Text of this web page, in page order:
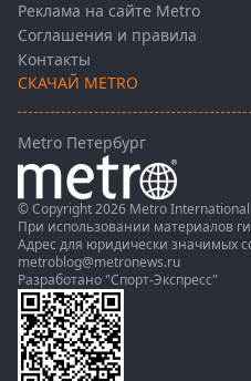
Реклама на сайте Metro
Соглашения и правила
Контакты
СКАЧАЙ METRO
Metro Петербург
© Copyright 2026 Metro International
При использовании материалов
Адрес для юридически значимых
metroblog@metronews.ru
Разработано "Спорт-Экспресс"